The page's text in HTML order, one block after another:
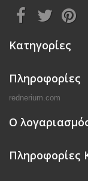
Κατηγορίες
Πληροφορίες
rednerium.com
Ο
Πληροφορίες